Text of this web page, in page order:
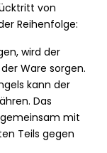
von
Reihenfolge:
wird der
Ware sorgen.
kann der
Das
mit
Teils gegen